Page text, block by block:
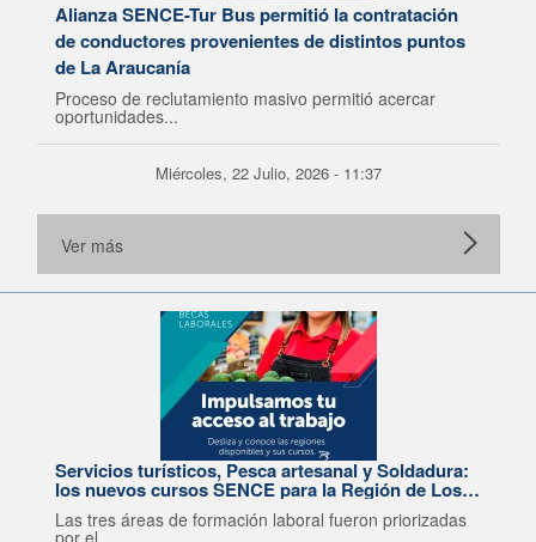
Alianza SENCE-Tur Bus permitió la contratación
de conductores provenientes de distintos puntos
de La Araucanía
Proceso de reclutamiento masivo permitió acercar
oportunidades...
Miércoles, 22 Julio, 2026 - 11:37
Ver más
Servicios turísticos, Pesca artesanal y Soldadura:
los nuevos cursos SENCE para la Región de Los
Lagos
Las tres áreas de formación laboral fueron priorizadas
por el...